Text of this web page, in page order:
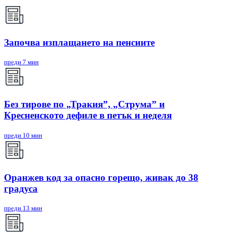
Започва изплащането на пенсиите
преди 7 мин
Без тирове по „Тракия”, „Струма” и
Кресненското дефиле в петък и неделя
преди 10 мин
Оранжев код за опасно горещо, живак до 38
градуса
преди 13 мин